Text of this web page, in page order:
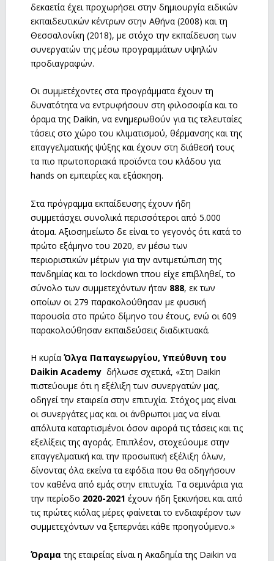
δεκαετία έχει προχωρήσει στην δημιουργία ειδικών
εκπαιδευτικών κέντρων στην Αθήνα (2008) και τη
Θεσσαλονίκη (2018), με στόχο την εκπαίδευση των
συνεργατών της μέσω προγραμμάτων υψηλών
προδιαγραφών.
Οι συμμετέχοντες στα προγράμματα έχουν τη
δυνατότητα να εντρυφήσουν στη φιλοσοφία και το
όραμα της Daikin, να ενημερωθούν για τις τελευταίες
τάσεις στο χώρο του κλιματισμού, θέρμανσης και της
επαγγελματικής ψύξης και έχουν στη διάθεσή τους
τα πιο πρωτοποριακά προϊόντα του κλάδου για
hands on εμπειρίες και εξάσκηση.
Στα πρόγραμμα εκπαίδευσης έχουν ήδη
συμμετάσχει συνολικά περισσότεροι από 5.000
άτομα. Αξιοσημείωτο δε είναι το γεγονός ότι κατά το
πρώτο εξάμηνο του 2020, εν μέσω των
περιοριστικών μέτρων για την αντιμετώπιση της
πανδημίας και το lockdown τπου είχε επιβληθεί, το
σύνολο των συμμετεχόντων ήταν 888, εκ των
οποίων οι 279 παρακολούθησαν με φυσική
παρουσία στο πρώτο δίμηνο του έτους, ενώ οι 609
παρακολούθησαν εκπαιδεύσεις διαδικτυακά.
Η κυρία Όλγα Παπαγεωργίου, Υπεύθυνη του
Daikin Academy δήλωσε σχετικά, «Στη Daikin
πιστεύουμε ότι η εξέλιξη των συνεργατών μας,
οδηγεί την εταιρεία στην επιτυχία. Στόχος μας είναι
οι συνεργάτες μας και οι άνθρωποι μας να είναι
απόλυτα καταρτισμένοι όσον αφορά τις τάσεις και τις
εξελίξεις της αγοράς. Επιπλέον, στοχεύουμε στην
επαγγελματική και την προσωπική εξέλιξη όλων,
δίνοντας όλα εκείνα τα εφόδια που θα οδηγήσουν
τον καθένα από εμάς στην επιτυχία. Τα σεμινάρια για
την περίοδο 2020-2021 έχουν ήδη ξεκινήσει και από
τις πρώτες κιόλας μέρες φαίνεται το ενδιαφέρον των
συμμετεχόντων να ξεπερνάει κάθε προηγούμενο.»
Όραματης εταιρείας είναι η Ακαδημία της Daikin να